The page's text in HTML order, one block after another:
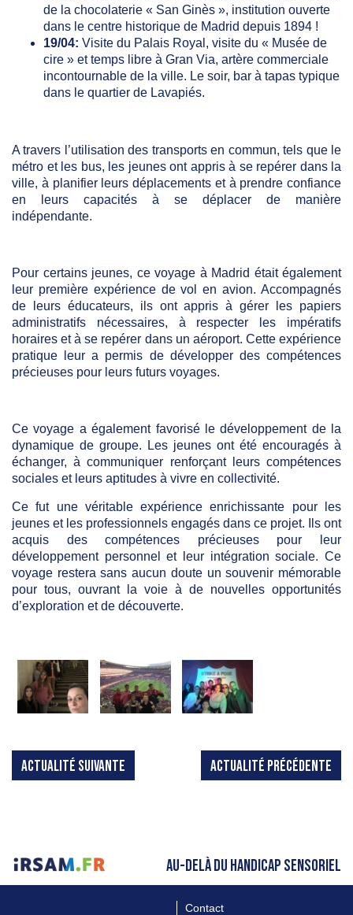
de la chocolaterie « San Ginès », institution ouverte
dans le centre historique de Madrid depuis 1894 !
19/04: Visite du Palais Royal, visite du « Musée de
cire » et temps libre à Gran Via, artère commerciale
incontournable de la ville. Le soir, bar à tapas typique
dans le quartier de Lavapiés.
A travers l’utilisation des transports en commun, tels que le
métro et les bus, les jeunes ont appris à se repérer dans la
ville, à planifier leurs déplacements et à prendre confiance
en leurs capacités à se déplacer de manière
indépendante.
Pour certains jeunes, ce voyage à Madrid était également
leur première expérience de vol en avion. Accompagnés
de leurs éducateurs, ils ont appris à gérer les papiers
administratifs nécessaires, à respecter les impératifs
horaires et à se repérer dans un aéroport. Cette expérience
pratique leur a permis de développer des compétences
précieuses pour leurs futurs voyages.
Ce voyage a également favorisé le développement de la
dynamique de groupe. Les jeunes ont été encouragés à
échanger, à communiquer renforçant leurs compétences
sociales et leurs aptitudes à vivre en collectivité.
Ce fut une véritable expérience enrichissante pour les
jeunes et les professionnels engagés dans ce projet. Ils ont
acquis des compétences précieuses pour leur
développement personnel et leur intégration sociale. Ce
voyage restera sans aucun doute un souvenir mémorable
pour tous, ouvrant la voie à de nouvelles opportunités
d’exploration et de découverte.
ACTUALITÉ SUIVANTE ACTUALITÉ PRÉCÉDENTE
AU-DELÀ DU HANDICAP SENSORIEL
Contact